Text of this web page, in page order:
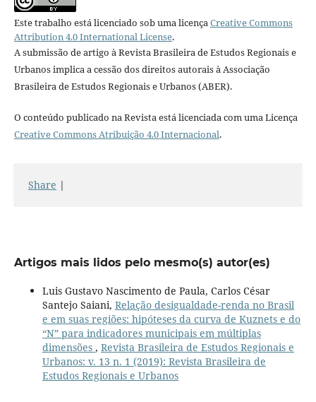
Este trabalho está licenciado sob uma licençaCreative Commons
Attribution 4.0 International License.
A submissão de artigo à Revista Brasileira de Estudos Regionais e
Urbanos implica a cessão dos direitos autorais à Associação
Brasileira de Estudos Regionais e Urbanos (ABER).
O conteúdo publicado na Revista está licenciada com uma Licença
Creative Commons Atribuição 4.0 Internacional.
Share |
Artigos mais lidos pelo mesmo(s) autor(es)
Luis Gustavo Nascimento de Paula, Carlos César
Santejo Saiani, Relação desigualdade-renda no Brasil
e em suas regiões: hipóteses da curva de Kuznets e do
“N” para indicadores municipais em múltiplas
dimensões , Revista Brasileira de Estudos Regionais e
Urbanos: v. 13 n. 1 (2019): Revista Brasileira de
Estudos Regionais e Urbanos